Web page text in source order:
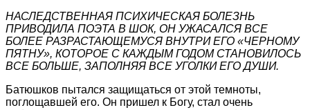
НАСЛЕДСТВЕННАЯ ПСИХИЧЕСКАЯ БОЛЕЗНЬ
ПРИВОДИЛА ПОЭТА В ШОК, ОН УЖАСАЛСЯ ВСЕ
БОЛЕЕ РАЗРАСТАЮЩЕМУСЯ ВНУТРИ ЕГО «ЧЕРНОМУ
ПЯТНУ», КОТОРОЕ С КАЖДЫМ ГОДОМ СТАНОВИЛОСЬ
ВСЕ БОЛЬШЕ, ЗАПОЛНЯЯ ВСЕ УГОЛКИ ЕГО ДУШИ.
Батюшков пытался защищаться от этой темноты,
поглощавшей его. Он пришел к Богу, стал очень